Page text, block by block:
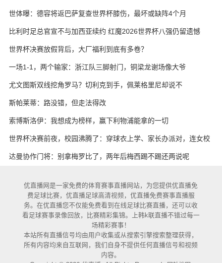
考虑另寻出路
世体曝：德容将返巴萨复查世界杯膝伤，最坏或缺阵4个月
比利时足总官宣不与加西亚续约 红魔2026世界杯八强仍留遗憾
世界杯决赛放假背后，大厂福利到底有多卷？
一场1-1，两个输家：浙江队三脚射门，铜梁龙谢场像大爷
尤文图斯双线挖角罗马？切利克到手，佩莱格里尼却说不
斯帕莱蒂：路没错，但走法得改
索博斯洛伊：我想成为榜样，赢下利物浦能拿的一切
世界杯决赛前夜，校园沸腾了：穿球衣上学、家长办派对，连女校
也熬夜追球
达曼协作门将：别拿梅罗比了，两年后梅西踢不踢还两说呢
优直播网是一家免费的体育赛事直播网站，为您提供优直播免
费足球比赛，优直播足球高清视频，优直播免费赛事直播服
务。在优直播您不仅能免费看到在线足球比赛直播，还可以收
看足球赛事录像回放，比赛精彩集锦。上韩k联直播不错过每一
场精彩赛事！
本站所有直播信号均由用户收集或从搜索引擎搜索整理获得，
所有内容均来自互联网，我们自身不提供任何直播信号和视频
内容。